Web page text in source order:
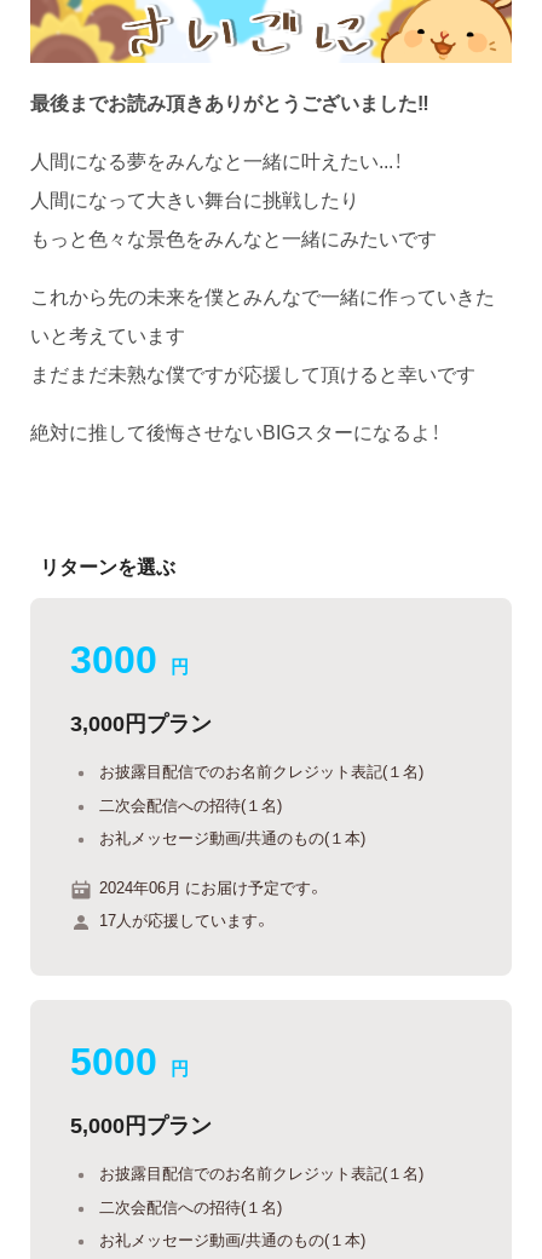
最後までお読み頂きありがとうございました‼
人間になる夢をみんなと一緒に叶えたい...！
人間になって大きい舞台に挑戦したり
もっと色々な景色をみんなと一緒にみたいです
これから先の未来を僕とみんなで一緒に作っていきた
いと考えています
まだまだ未熟な僕ですが応援して頂けると幸いです
絶対に推して後悔させないBIGスターになるよ！
リターンを選ぶ
3000 円
3,000円プラン
お披露目配信でのお名前クレジット表記(１名)
二次会配信への招待(１名)
お礼メッセージ動画/共通のもの(１本)
2024年06月 にお届け予定です。
17人が応援しています。
5000 円
5,000円プラン
お披露目配信でのお名前クレジット表記(１名)
二次会配信への招待(１名)
お礼メッセージ動画/共通のもの(１本)